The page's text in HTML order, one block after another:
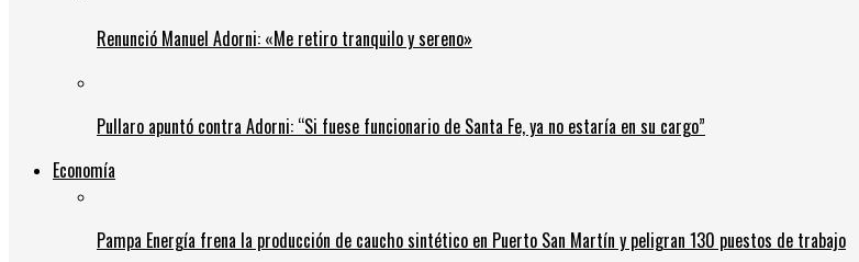
Renunció Manuel Adorni: «Me retiro tranquilo y sereno»
Pullaro apuntó contra Adorni: “Si fuese funcionario de Santa Fe, ya no estaría en su cargo”
Economía
Pampa Energía frena la producción de caucho sintético en Puerto San Martín y peligran 130 puestos de trabajo